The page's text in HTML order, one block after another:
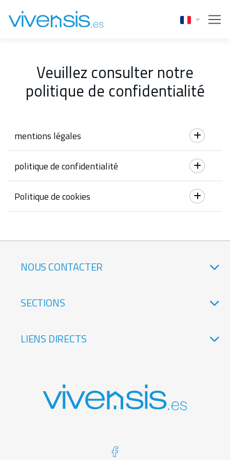
Veuillez consulter notre
politique de confidentialité
mentions légales
politique de confidentialité
Politique de cookies
NOUS CONTACTER
SECTIONS
LIENS DIRECTS